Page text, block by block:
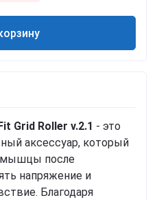
Grid Roller v.2.1 - это
аксессуар, который
мышцы после
напряжение и
Благодаря